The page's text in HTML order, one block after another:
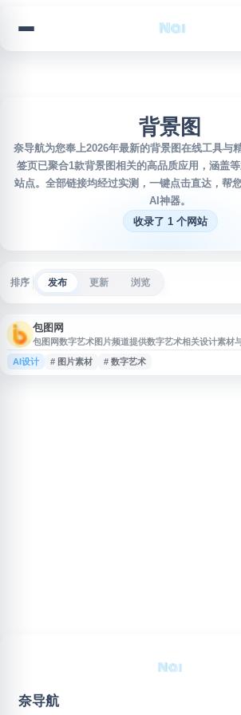
背景图
奈导航为您奉上2026年最新的背景图在线工具与
签页已聚合1款背景图相关的高品质应用，涵盖
站点。全部链接均经过实测，一键点击直达，帮
AI神器。
收录了 1 个网站
排序 发布 更新 浏览
包图网
包图网数字艺术图片频道提供数字艺术相关设计素材
觉、艺术插画、背景图、海报元素等内容，适用于平
体配图、商业宣传和创意项目参考。用户可根据需求
AI设计 # 图片素材 # 数字艺术
奈导航